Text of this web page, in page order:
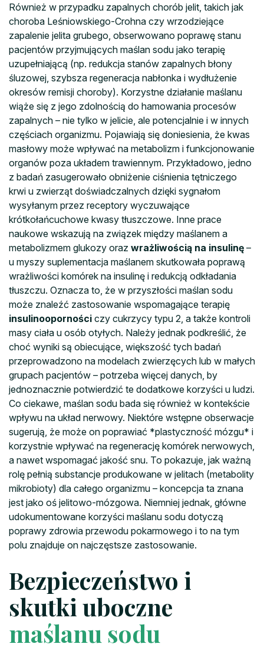
Również w przypadku zapalnych chorób jelit, takich jak
choroba Leśniowskiego-Crohna czy wrzodziejące
zapalenie jelita grubego, obserwowano poprawę stanu
pacjentów przyjmujących maślan sodu jako terapię
uzupełniającą (np. redukcja stanów zapalnych błony
śluzowej, szybsza regeneracja nabłonka i wydłużenie
okresów remisji choroby). Korzystne działanie maślanu
wiąże się z jego zdolnością do hamowania procesów
zapalnych – nie tylko w jelicie, ale potencjalnie i w innych
częściach organizmu. Pojawiają się doniesienia, że kwas
masłowy może wpływać na metabolizm i funkcjonowanie
organów poza układem trawiennym. Przykładowo, jedno
z badań zasugerowało obniżenie ciśnienia tętniczego
krwi u zwierząt doświadczalnych dzięki sygnałom
wysyłanym przez receptory wyczuwające
krótkołańcuchowe kwasy tłuszczowe. Inne prace
naukowe wskazują na związek między maślanem a
metabolizmem glukozy oraz wrażliwością na insulinę –
u myszy suplementacja maślanem skutkowała poprawą
wrażliwości komórek na insulinę i redukcją odkładania
tłuszczu. Oznacza to, że w przyszłości maślan sodu
może znaleźć zastosowanie wspomagające terapię
insulinooporności czy cukrzycy typu 2, a także kontroli
masy ciała u osób otyłych. Należy jednak podkreślić, że
choć wyniki są obiecujące, większość tych badań
przeprowadzono na modelach zwierzęcych lub w małych
grupach pacjentów – potrzeba więcej danych, by
jednoznacznie potwierdzić te dodatkowe korzyści u ludzi.
Co ciekawe, maślan sodu bada się również w kontekście
wpływu na układ nerwowy. Niektóre wstępne obserwacje
sugerują, że może on poprawiać *plastyczność mózgu* i
korzystnie wpływać na regenerację komórek nerwowych,
a nawet wspomagać jakość snu. To pokazuje, jak ważną
rolę pełnią substancje produkowane w jelitach (metabolity
mikrobioty) dla całego organizmu – koncepcja ta znana
jest jako oś jelitowo-mózgowa. Niemniej jednak, główne
udokumentowane korzyści maślanu sodu dotyczą
poprawy zdrowia przewodu pokarmowego i to na tym
polu znajduje on najczęstsze zastosowanie.
Bezpieczeństwo i
skutki uboczne
maślanu sodu